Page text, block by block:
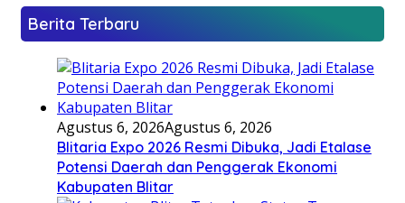
Berita Terbaru
Agustus 6, 2026Agustus 6, 2026
Blitaria Expo 2026 Resmi Dibuka, Jadi Etalase
Potensi Daerah dan Penggerak Ekonomi
Kabupaten Blitar